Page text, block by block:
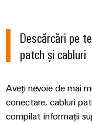
Descărcări pe
patch și cabluri
Aveți nevoie de mai
conectare, cabluri
compilat informații